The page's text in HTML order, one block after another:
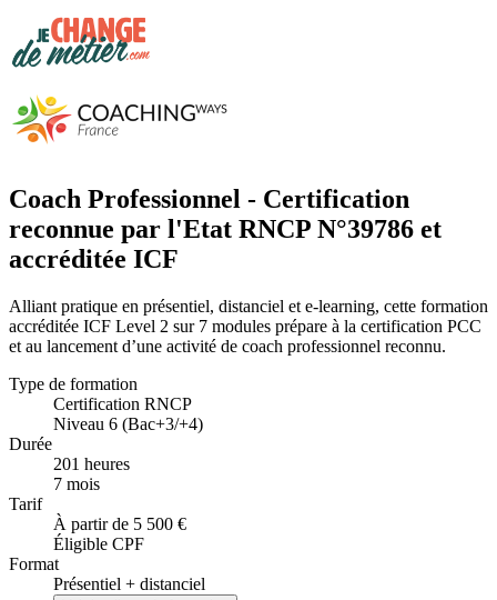
Coach Professionnel - Certification
reconnue par l'Etat RNCP N°39786 et
accréditée ICF
Alliant pratique en présentiel, distanciel et e-learning, cette formation
accréditée ICF Level 2 sur 7 modules prépare à la certification PCC
et au lancement d’une activité de coach professionnel reconnu.
Type de formation
Certification RNCP
Niveau 6 (Bac+3/+4)
Durée
201 heures
7 mois
Tarif
À partir de 5 500 €
Éligible CPF
Format
Présentiel + distanciel